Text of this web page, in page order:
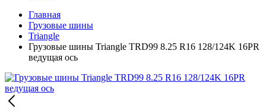
Главная
Грузовые шины
Triangle
Грузовые шины Triangle TRD99 8.25 R16 128/124K 16PR
ведущая ось